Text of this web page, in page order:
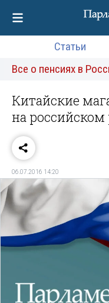
Статьи
Все о пенсиях в
Китайские
на
06.07.2016 14:20